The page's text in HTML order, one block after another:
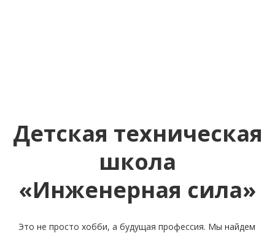
Детская техническая
школа
«Инженерная сила»
Это не просто хобби, а будущая профессия. Мы найдем